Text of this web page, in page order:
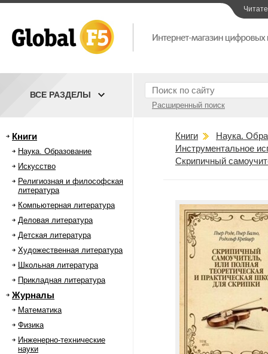
Расширенный поиск
ВСЕ РАЗДЕЛЫ
Книги
Наука. Образование
Искусство
Религиозная и философская
литература
Компьютерная литература
Деловая литература
Детская литература
Художественная литература
Школьная литература
Прикладная литература
Журналы
Математика
Физика
Инженерно-технические
науки
Книги
Наука.
Инструментальное
Скрипичный